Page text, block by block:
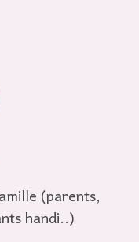
(parents,
handi..)